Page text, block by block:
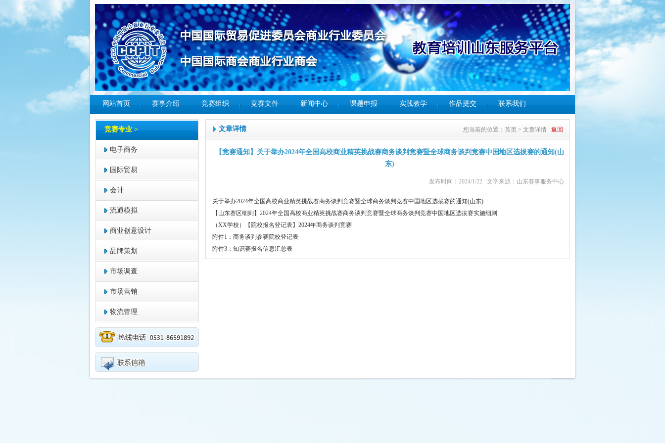
网站首页 赛事介绍 竞赛组织 竞赛文件 新闻中心 课题申报 实践教学 作品提交 联系我们
竞赛专业 >
电子商务
国际贸易
会计
流通模拟
商业创意设计
品牌策划
市场调查
市场营销
物流管理
文章详情 您当前的位置： 首页 > 文章详情 返回
【竞赛通知】关于举办2024年全国高校商业精英挑战赛商务谈判竞赛暨全球商务谈判竞赛中国地区选拔赛的通知(山
东)
发布时间：2024/1/22 文字来源：山东赛事服务中心
关于举办2024年全国高校商业精英挑战赛商务谈判竞赛暨全球商务谈判竞赛中国地区选拔赛的通知(山东)
【山东赛区细则】2024年全国高校商业精英挑战赛商务谈判竞赛暨全球商务谈判竞赛中国地区选拔赛实施细则
（XX学校）【院校报名登记表】2024年商务谈判竞赛
附件1：商务谈判参赛院校登记表
附件3：知识赛报名信息汇总表